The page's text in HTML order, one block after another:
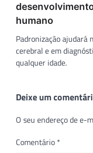
humano
Padronização ajudará
cerebral e em
qualquer idade.
Deixe um
O seu endereço de e-
Comentário *